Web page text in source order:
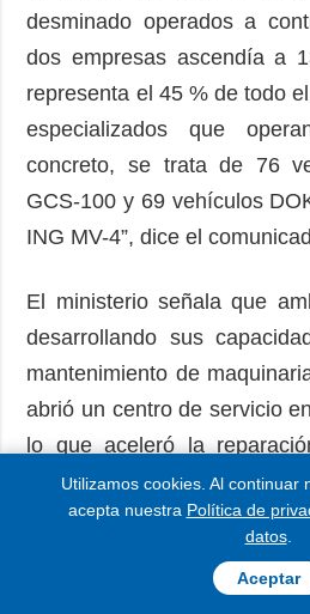
desminado operados a
dos empresas ascendía a
representa el 45 % de todo
especializados que
concreto, se trata de 76
GCS-100 y 69 vehículos
ING MV-4”, dice el
El ministerio señala que
desarrollando sus
mantenimiento de
abrió un centro de servicio
lo que aceleró la
vehículos y realizó
directamente a los campos.
La empresa DOK-ING,
Utilizamos cookies. Al continuar
acepta nuestra Política de
datos.
Aceptar